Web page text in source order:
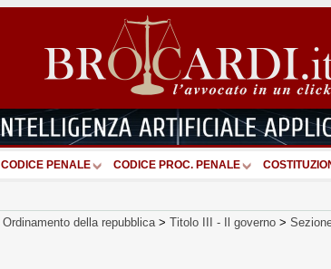
CODICE PENALE CODICE PROC. PENALE
Ordinamento della repubblica > Titolo III - Il governo >